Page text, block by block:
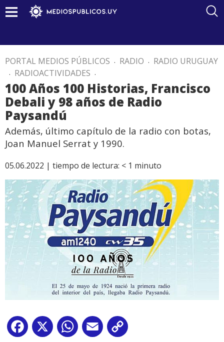
PORTAL MEDIOS PÚBLICOS . RADIO . RADIO URUGUAY
. RADIOACTIVIDADES .
100 Años 100 Historias, Francisco
Debali y 98 años de Radio
Paysandú
Además, último capítulo de la radio con botas,
Joan Manuel Serrat y 1990.
05.06.2022 | tiempo de lectura: < 1 minuto
Facebook
X WhatsApp
Email